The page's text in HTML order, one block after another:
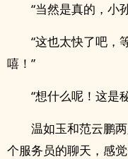
“当然是真的，小
“这也太快了吧，
嘻！”
“想什么呢！这是
温如玉和范云鹏
个服务员的聊天，感觉